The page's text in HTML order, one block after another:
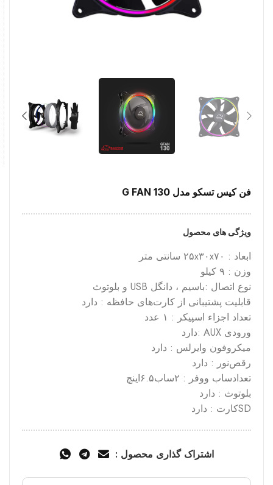
فن کیس تسکو مدل G FAN 130
ویژگی های محصول
ابعاد : ۲۵x۳۰x۷۰ سانتی متر
وزن : ۹ کیلو
نوع اتصال :باسیم ، دانگل USB و بلوتوث
قابلیت پشتیبانی از کارت‌های حافظه : دارد
تعداد اجزاء اسپیکر : ۱ عدد
ورودی AUX :دارد
میکروفون‌ وایرلس : دارد
رقص‌نور : دارد
تعدادساب ووفر : ۲ساب۶.۵اینچ
بلوتوث : دارد
SDکارت : دارد
اشتراک گذاری محصول :